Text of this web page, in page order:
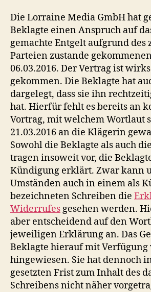
Die Lorraine Media GmbH hat
Beklagte einen Anspruch auf
gemachte Entgelt aufgrund des
Parteien zustande
06.03.2016. Der Vertrag ist
gekommen. Die Beklagte hat
dargelegt, dass sie ihn
hat. Hierfür fehlt es bereits an
Vortrag, mit welchem Wortlaut
21.03.2016 an die Klägerin
Sowohl die Beklagte als auch
tragen insoweit vor, die
Kündigung erklärt. Zwar kann
Umständen auch in einem als
bezeichneten Schreiben die
Widerrufesgesehen werden.
aber entscheidend auf den
jeweiligen Erklärung an. Das
Beklagte hierauf mit Verfügung
hingewiesen. Sie hat dennoch
gesetzten Frist zum Inhalt des
Schreibens nicht näher